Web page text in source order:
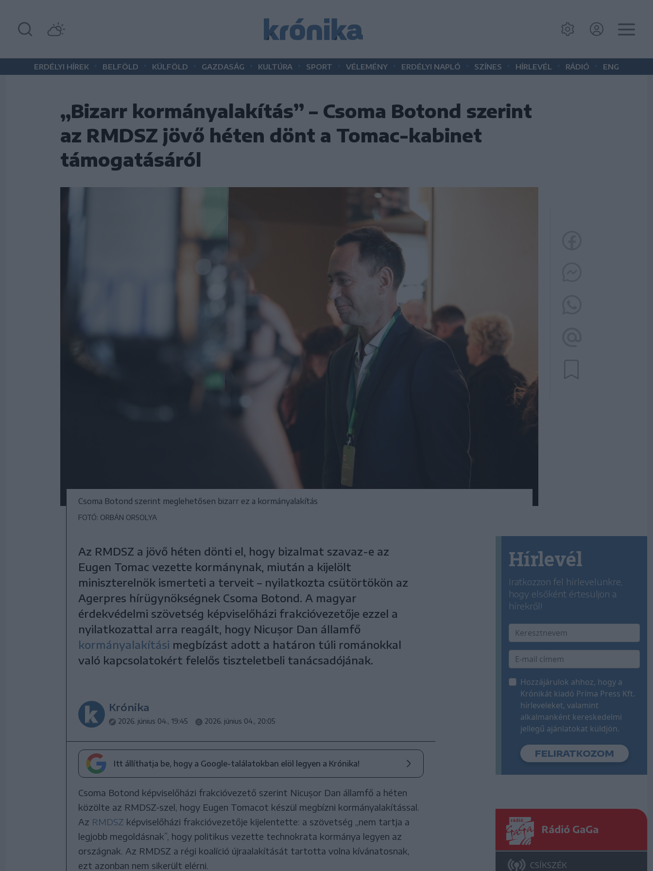
ERDÉLYI HÍREK BELFÖLD KÜLFÖLD GAZDASÁG KULTÚRA SPORT VÉLEMÉNY ERDÉLYI NAPLÓ SZÍNES HÍRLEVÉL RÁDIÓ ENG
„Bizarr kormányalakítás” – Csoma Botond szerint
az RMDSZ jövő héten dönt a Tomac-kabinet
támogatásáról
Csoma Botond szerint meglehetősen bizarr ez a kormányalakítás
FOTÓ: ORBÁN ORSOLYA
Az RMDSZ a jövő héten dönti el, hogy bizalmat szavaz-e az
Eugen Tomac vezette kormánynak, miután a kijelölt
miniszterelnök ismerteti a terveit – nyilatkozta csütörtökön az
Agerpres hírügynökségnek Csoma Botond. A magyar
érdekvédelmi szövetség képviselőházi frakcióvezetője ezzel a
nyilatkozattal arra reagált, hogy Nicușor Dan államfő
kormányalakítási megbízást adott a határon túli románokkal
való kapcsolatokért felelős tiszteletbeli tanácsadójának.
Krónika
2026. június 04., 19:45 2026. június 04., 20:05
Itt állíthatja be, hogy a Google-találatokban elöl legyen a Krónika!
Csoma Botond képviselőházi frakcióvezető szerint Nicușor Dan államfő a héten
közölte az RMDSZ-szel, hogy Eugen Tomacot készül megbízni kormányalakítással.
Az RMDSZ képviselőházi frakcióvezetője kijelentette: a szövetség „nem tartja a
legjobb megoldásnak”, hogy politikus vezette technokrata kormánya legyen az
országnak. Az RMDSZ a régi koalíció újraalakítását tartotta volna kívánatosnak,
ezt azonban nem sikerült elérni.
Hírlevél
Iratkozzon fel hírlevelünkre,
hogy elsőként értesüljön a
hírekről!
Hozzájárulok ahhoz, hogy a
Krónikát kiadó Príma Press Kft.
hírleveleket, valamint
alkalmanként kereskedelmi
jellegű ajánlatokat küldjön.
Rádió GaGa
CSÍKSZÉK